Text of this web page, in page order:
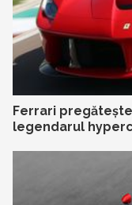
Ferrari
legendarul